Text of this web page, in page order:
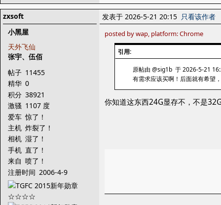
zxsoft
小黑屋
天外飞仙
张宇、伍佰
帖子 11455
精华 0
积分 38921
激骚 1107 度
爱车 惊了！
主机 炸裂了！
相机 湿了！
手机 直了！
来自 喷了！
注册时间 2006-4-9
发表于 2026-5-21 20:15 只看该作者
posted by wap, platform: Chrome
引用:
原帖由 @sig1b 于 2026-5-21
有需求应该买啊！后面就有希望
你知道这东西24G显存不，不是